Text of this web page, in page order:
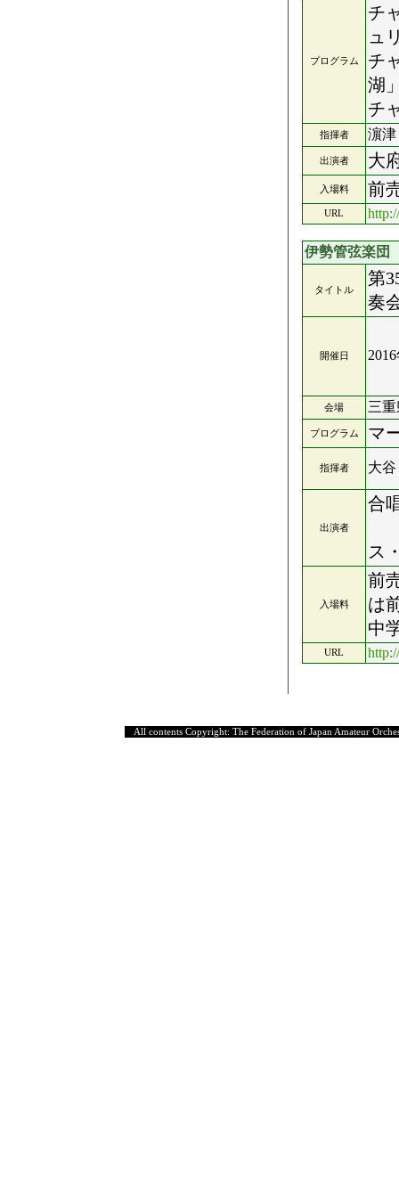
プログラム
チ
ュ
チ
湖
チ
指揮者 濵
出演者 大
入場料 前
URL
伊勢管弦楽団
タイトル
第
奏
開催日
会場 三
プログラム マ
指揮者 大
出演者
合
ス
入場料
前
は
中
URL
All contents Copyright: The Federation of Japan Amateur